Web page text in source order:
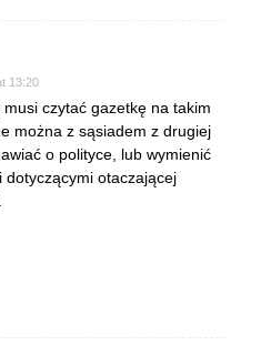
13:20
musi czytać gazetkę na takim
można z sąsiadem z drugiej
o polityce, lub wymienić
dotyczącymi otaczającej